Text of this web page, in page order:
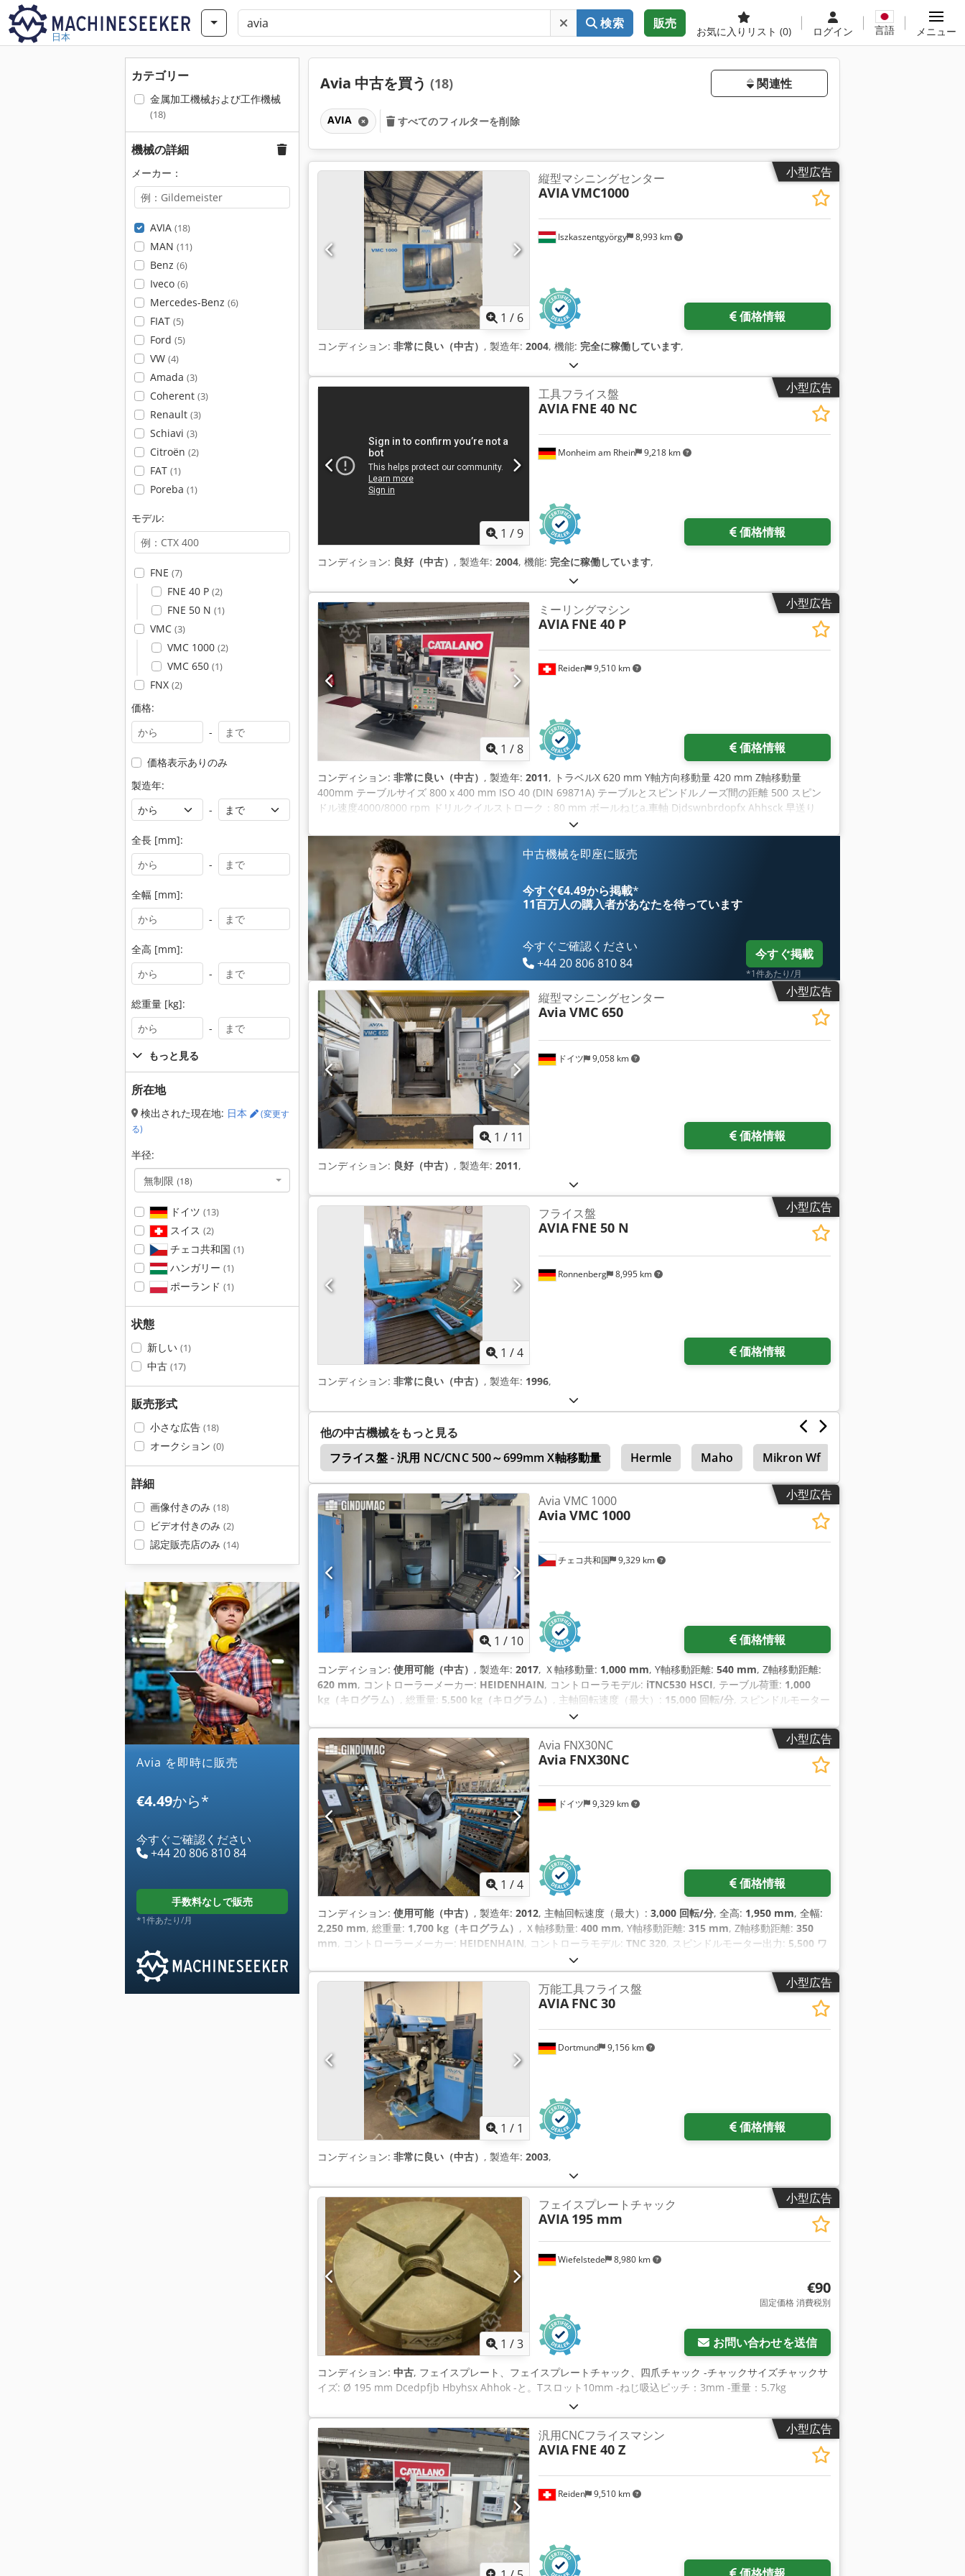
日本
検索 販売
お気に入りリスト (0) ログイン 言語 メニュー
カテゴリー
金属加工機械および工作機械
(18)
機械の詳細
メーカー：
AVIA (18)
MAN (11)
Benz (6)
Iveco (6)
Mercedes-Benz (6)
FIAT (5)
Ford (5)
VW (4)
Amada (3)
Coherent (3)
Renault (3)
Schiavi (3)
Citroën (2)
FAT (1)
Poreba (1)
モデル:
FNE (7)
FNE 40 P (2)
FNE 50 N (1)
VMC (3)
VMC 1000 (2)
VMC 650 (1)
FNX (2)
価格:
-
価格表示ありのみ
製造年:
-
全長 [mm]:
-
全幅 [mm]:
-
全高 [mm]:
-
総重量 [kg]:
-
もっと見る
所在地
検出された現在地: 日本
(変更す
る)
半径:
無制限 (18)
ドイツ (13)
スイス (2)
チェコ共和国 (1)
ハンガリー (1)
ポーランド (1)
状態
新しい (1)
中古 (17)
販売形式
小さな広告 (18)
オークション (0)
詳細
画像付きのみ (18)
ビデオ付きのみ (2)
認定販売店のみ (14)
avia を即時に販売
€4.49から*
今すぐご確認ください
+44 20 806 810 84
手数料なしで販売
*1件あたり/月
Avia 中古を買う (18) 関連性
AVIA すべてのフィルターを削除
小型広告
1 / 6
Iszkaszentgyörgy 8,993 km
縦型マシニングセンター
AVIAVMC1000
価格情報
コンディション: 非常に良い（中古） , 製造年: 2004, 機能: 完全に稼働しています,
小型広告
1 /9
Monheim am Rhein 9,218 km
工具フライス盤
AVIA FNE 40 NC
価格情報
コンディション: 良好（中古） , 製造年: 2004, 機能: 完全に稼働しています,
小型広告
1 /8
Reiden 9,510 km
ミーリングマシン
AVIA FNE 40 P
価格情報
コンディション: 非常に良い（中古） , 製造年: 2011, トラベルX 620 mm Y軸方向移動量 420 mm Z軸移動量
400mm テーブルサイズ 800 x 400 mm ISO 40 (DIN 69871A) テーブルとスピンドルノーズ間の距離 500 スピン
ドル速度4000/8000 rpm ドリルクイルストローク：80 mm ボールねじa.車軸 Djdswnbrdopfx Ahhsck 早送り
X,Y,Z 5,5,4 (m/分) 出力 KW 10.5 (13.7) ツールクランプ：油圧 寸法 長さx幅x高さ 2,000x2,760x2,050 重量約1900
キログラム
中古機械を即座に販売
今すぐ€4.49から掲載*
11百万人の購入者があなたを待っています
今すぐご確認ください
+44 20 806 810 84
今すぐ掲載
*1件あたり/月
小型広告
1 / 11
ドイツ 9,058 km
縦型マシニングセンター
Avia VMC 650
価格情報
コンディション: 良好（中古） , 製造年: 2011,
小型広告
1 /4
Ronnenberg 8,995 km
フライス盤
AVIA FNE 50 N
価格情報
コンディション: 非常に良い（中古） , 製造年: 1996,
他の中古機械をもっと見る
フライス盤 - 汎用 NC/CNC 500～699mm X軸移動量
Hermle Maho Mikron Wf
小型広告
1 / 10
チェコ共和国 9,329 km
Avia VMC 1000
Avia VMC 1000
価格情報
コンディション: 使用可能（中古） , 製造年: 2017, Ｘ軸移動量: 1,000 mm, Y軸移動距離: 540 mm, Z軸移動距離:
620 mm, コントローラーメーカー: HEIDENHAIN, コントローラモデル: iTNC530 HSCI, テーブル荷重: 1,000
kg（キログラム） , 総重量: 5,500 kg（キログラム） , 主軸回転速度（最大）: 15,000 回転/分, スピンドルモーター
, 軸数:
小型広告
1 /4
ドイツ 9,329 km
Avia FNX30NC
Avia FNX30NC
価格情報
コンディション: 使用可能（中古） , 製造年: 2012, 主軸回転速度（最大）: 3,000 回転/分, 全高: 1,950 mm, 全幅:
2,250 mm, 総重量: 1,700 kg（キログラム） , Ｘ軸移動量: 400 mm, Y軸移動距離: 315 mm, Z軸移動距離: 350
mm, コントローラーメーカー: HEIDENHAIN, コントローラモデル: TNC 320, スピンドルモーター出力: 5,500 ワ
200 kg（キログラム）
小型広告
1 / 1
Dortmund 9,156 km
万能工具フライス盤
AVIA FNC 30
価格情報
コンディション: 非常に良い（中古） , 製造年: 2003,
小型広告
1 /3
Wiefelstede 8,980 km
フェイスプレートチャック
AVIA 195 mm
€90
固定価格 消費税別
お問い合わせを送信
コンディション: 中古, フェイスプレート、フェイスプレートチャック、四爪チャック -チャックサイズチャックサ
イズ: Ø 195 mm Dcedpfjb Hbyhsx Ahhok -と。Tスロット10mm -ねじ吸込ピッチ：3mm -重量：5.7kg
小型広告
Reiden 9,510 km
汎用CNCフライスマシン
AVIA FNE 40 Z